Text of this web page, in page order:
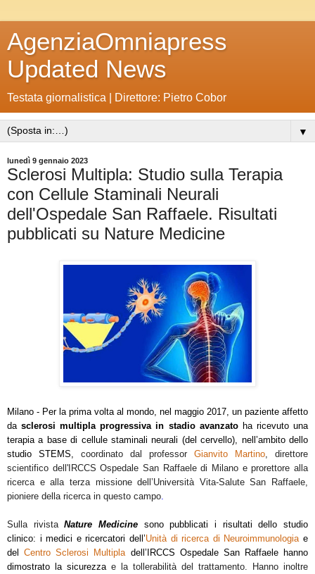
AgenziaOmniapress
Updated News
Testata giornalistica | Direttore: Pietro Cobor
▼
lunedì 9 gennaio 2023
Sclerosi Multipla: Studio sulla Terapia
con Cellule Staminali Neurali
dell'Ospedale San Raffaele. Risultati
pubblicati su Nature Medicine
Milano - Per la prima volta al mondo, nel maggio 2017, un paziente affetto
dasclerosi multipla progressiva in stadio avanzatoha ricevuto una
terapia a base di cellule staminali neurali (del cervello) , nell’ambito dello
studio STEMS, coordinato dal professor Gianvito Martino , direttore
scientifico dell'IRCCS Ospedale San Raffaele di Milano e prorettore alla
ricerca e alla terza missione dell’Università Vita-Salute San Raffaele,
pioniere della ricerca in questo campo
Sulla rivistaNature Medicine sono pubblicati i risultati dello studio
clinico: i medici e ricercatori dell’Unità di ricerca di Neuroimmunologia e
delCentro Sclerosi Multipla dell’IRCCS Ospedale San Raffaele hanno
dimostrato la sicurezza e la tollerabilità del trattamento. Hanno inoltre